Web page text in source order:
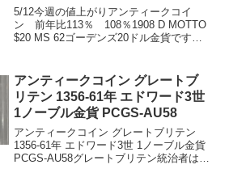
5/12今週の値上がりアンティークコイ
ン 前年比113％ 108％1908 D MOTTO
$20 MS 62ゴーデンズ20ドル金貨です。
349,50...
アンティークコイン グレートブ
リテン 1356-61年 エドワード3世
1ノーブル金貨 PCGS-AU58
アンティークコイン グレートブリテン
1356-61年 エドワード3世 1ノーブル金貨
PCGS-AU58グレートブリテン統治者は